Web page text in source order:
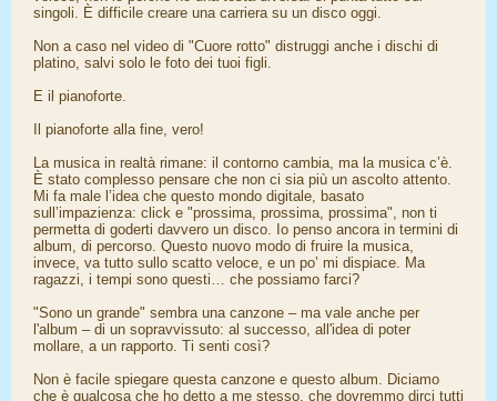
singoli. È difficile creare una carriera su un disco oggi.
Non a caso nel video di "Cuore rotto" distruggi anche i dischi di
platino, salvi solo le foto dei tuoi figli.
E il pianoforte.
Il pianoforte alla fine, vero!
La musica in realtà rimane: il contorno cambia, ma la musica c’è.
È stato complesso pensare che non ci sia più un ascolto attento.
Mi fa male l’idea che questo mondo digitale, basato
sull’impazienza: click e "prossima, prossima, prossima", non ti
permetta di goderti davvero un disco. Io penso ancora in termini di
album, di percorso. Questo nuovo modo di fruire la musica,
invece, va tutto sullo scatto veloce, e un po’ mi dispiace. Ma
ragazzi, i tempi sono questi… che possiamo farci?
"Sono un grande" sembra una canzone – ma vale anche per
l'album – di un sopravvissuto: al successo, all'idea di poter
mollare, a un rapporto. Ti senti così?
Non è facile spiegare questa canzone e questo album. Diciamo
che è qualcosa che ho detto a me stesso, che dovremmo dirci tutti